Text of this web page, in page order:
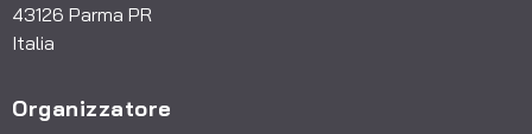
43126 Parma PR
Italia
Organizzatore